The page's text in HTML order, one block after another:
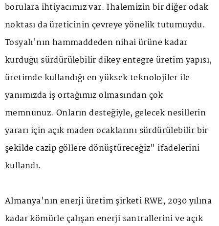
borulara ihtiyacımız var. İhalemizin bir diğer odak
noktası da üreticinin çevreye yönelik tutumuydu.
Tosyalı'nın hammaddeden nihai ürüne kadar
kurduğu sürdürülebilir dikey entegre üretim yapısı,
üretimde kullandığı en yüksek teknolojiler ile
yanımızda iş ortağımız olmasından çok
memnunuz. Onların desteğiyle, gelecek nesillerin
yararı için açık maden ocaklarını sürdürülebilir bir
şekilde cazip göllere dönüştüreceğiz" ifadelerini
kullandı.
Almanya'nın enerji üretim şirketi RWE, 2030 yılına
kadar kömürle çalışan enerji santrallerini ve açık